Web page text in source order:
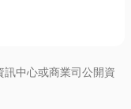
中心或商業司公開資